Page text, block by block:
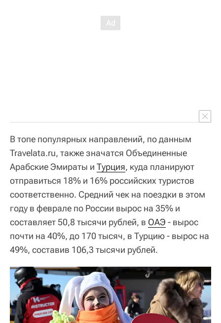
В топе популярных направлений, по данным
Travelata.ru, также значатся Объединенные
Арабские Эмираты и Турция, куда планируют
отправиться 18% и 16% российских туристов
соответственно. Средний чек на поездки в этом
году в феврале по России вырос на 35% и
составляет 50,8 тысячи рублей, в ОАЭ - вырос
почти на 40%, до 170 тысяч, в Турцию - вырос на
49%, составив 106,3 тысячи рублей.